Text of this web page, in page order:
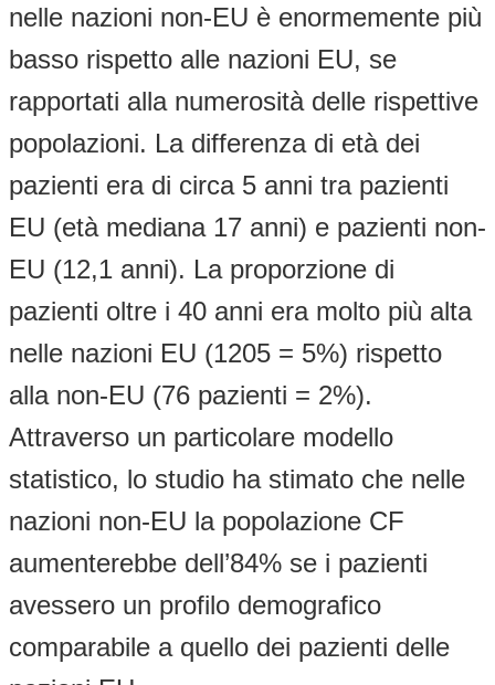
nelle nazioni non-EU è enormemente più
basso rispetto alle nazioni EU, se
rapportati alla numerosità delle rispettive
popolazioni. La differenza di età dei
pazienti era di circa 5 anni tra pazienti
EU (età mediana 17 anni) e pazienti non-
EU (12,1 anni). La proporzione di
pazienti oltre i 40 anni era molto più alta
nelle nazioni EU (1205 = 5%) rispetto
alla non-EU (76 pazienti = 2%).
Attraverso un particolare modello
statistico, lo studio ha stimato che nelle
nazioni non-EU la popolazione CF
aumenterebbe dell’84% se i pazienti
avessero un profilo demografico
comparabile a quello dei pazienti delle